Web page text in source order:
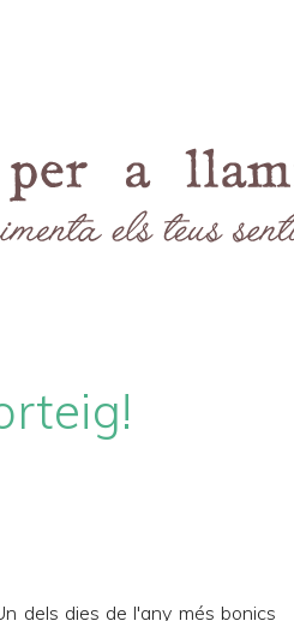
dels dies de l'any més bonics